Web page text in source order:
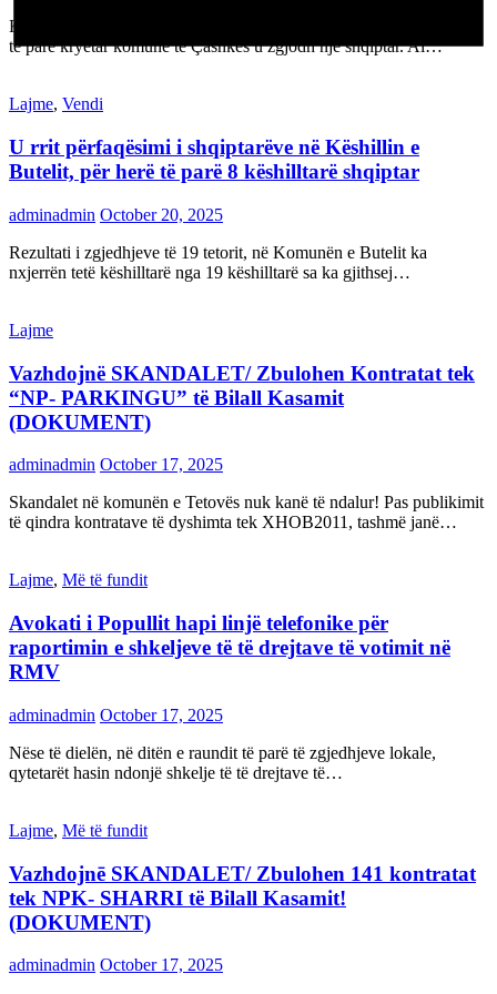
Kështu festoi mbrëmë Jabollçishti në Komunën e Çashkës.Për herë
të parë kryetar komune të Çashkës u zgjodh një shqiptar. Ai…
Lajme, Vendi
U rrit përfaqësimi i shqiptarëve në Këshillin e
Butelit, për herë të parë 8 këshilltarë shqiptar
adminadmin October 20, 2025
Rezultati i zgjedhjeve të 19 tetorit, në Komunën e Butelit ka
nxjerrën tetë këshilltarë nga 19 këshilltarë sa ka gjithsej…
Lajme
Vazhdojnë SKANDALET/ Zbulohen Kontratat tek
“NP- PARKINGU” të Bilall Kasamit
(DOKUMENT)
adminadmin October 17, 2025
Skandalet në komunën e Tetovës nuk kanë të ndalur! Pas publikimit
të qindra kontratave të dyshimta tek XHOB2011, tashmë janë…
Lajme, Më të fundit
Avokati i Popullit hapi linjë telefonike për
raportimin e shkeljeve të të drejtave të votimit në
RMV
adminadmin October 17, 2025
Nëse të dielën, në ditën e raundit të parë të zgjedhjeve lokale,
qytetarët hasin ndonjë shkelje të të drejtave të…
Lajme, Më të fundit
Vazhdojnē SKANDALET/ Zbulohen 141 kontratat
tek NPK- SHARRI të Bilall Kasamit!
(DOKUMENT)
adminadmin October 17, 2025